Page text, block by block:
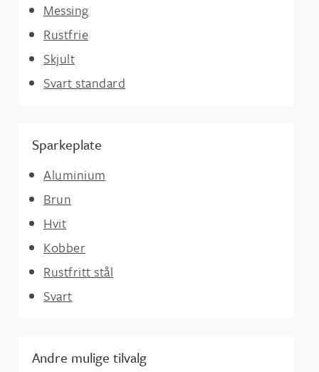
Messing
Rustfrie
Skjult
Svart standard
Sparkeplate
Aluminium
Brun
Hvit
Kobber
Rustfritt stål
Svart
Andre mulige tilvalg